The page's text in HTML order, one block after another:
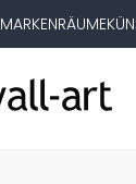
MARKENRÄUME